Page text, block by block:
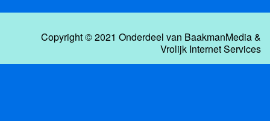
Copyright © 2021 Onderdeel van BaakmanMedia&
Vrolijk Internet Services